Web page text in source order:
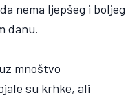
nema ljepšeg i boljeg
danu.
mnoštvo
su krhke, ali